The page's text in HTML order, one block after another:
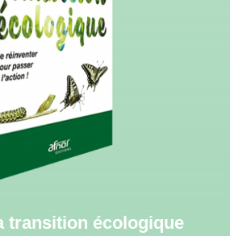
transition écologique